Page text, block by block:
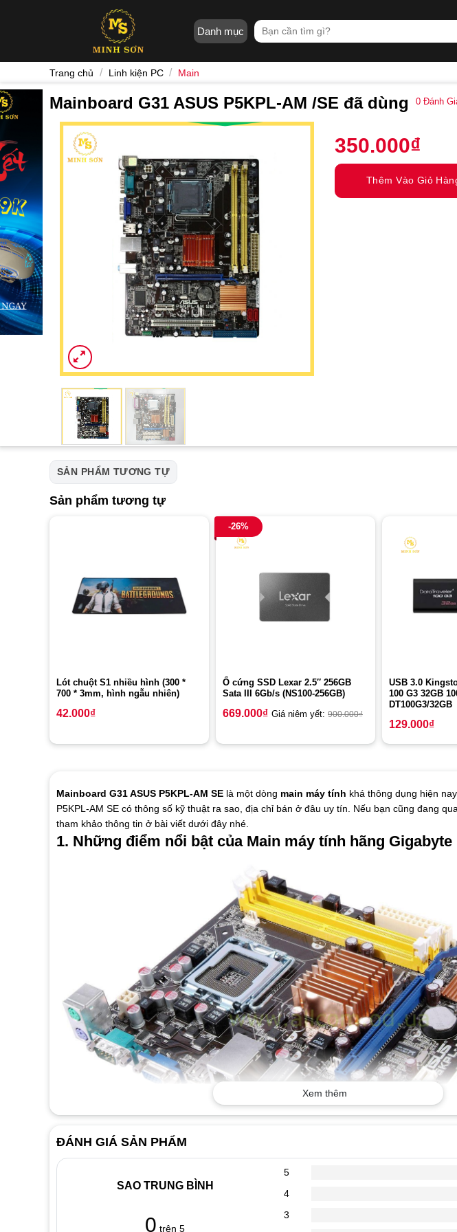
Danh mục
Tìm
kiếm:
Trang chủ / Linh kiện PC / Main
Mainboard G31 ASUS P5KPL-AM /SE đã dùng 0 Đánh
350.000₫
Thêm Vào Giỏ
SẢN PHẨM TƯƠNG TỰ
Sản phẩm tương tự
Lót chuột S1 nhiều hình (300 *
700 * 3mm, hình ngẫu nhiên)
42.000₫
-26%
Ổ cứng SSD Lexar 2.5″ 256GB
Sata III 6Gb/s (NS100-256GB)
669.000₫ Giá niêm yết: 900.000₫
USB 3.0
100 G3 32GB
DT100G3/32GB
129.000₫
Mainboard G31 ASUS P5KPL-AM SElà một dòng main máy tính khá thông dụng hiện
P5KPL-AM SE có thông số kỹ thuật ra sao, địa chỉ bán ở đâu uy tín. Nếu bạn cũng đang
tham khảo thông tin ở bài viết dưới đây nhé.
1. Những điểm nổi bật của Main máy tính hãng Gigabyte
Xem thêm
ĐÁNH GIÁ SẢN PHẨM
SAO TRUNG BÌNH
0 trên 5
5
4
3